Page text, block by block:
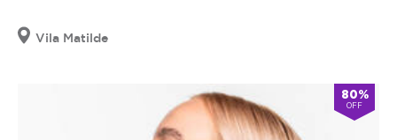
Vila Matilde
80%
OFF